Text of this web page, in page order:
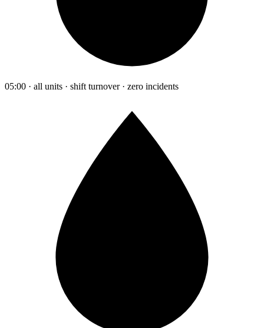
05:00 · all units · shift turnover · zero incidents